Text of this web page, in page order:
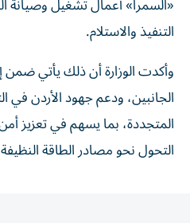
التنفيذ والاستلام.
وأكدت الوزارة أن ذلك يأتي ضمن
الجانبين، ودعم جهود الأردن في
المتجددة، بما يسهم في تعزيز
التحول نحو مصادر الطاقة